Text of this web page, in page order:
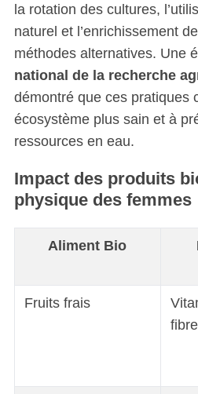
la rotation des cultures,
naturel et l’enrichissement
méthodes alternatives. Une
national de la recherche
démontré que ces pratiques
écosystème plus sain et à
ressources en eau.
Impact des produits
physique des femmes
Aliment Bio
Fruits frais